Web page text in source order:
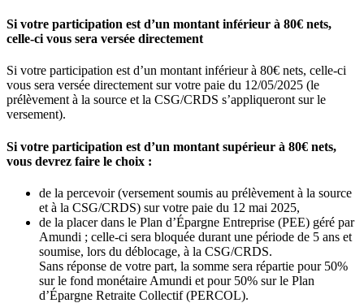
Si votre participation est d’un montant inférieur à 80€ nets,
celle-ci vous sera versée directement
Si votre participation est d’un montant inférieur à 80€ nets, celle-ci
vous sera versée directement sur votre paie du 12/05/2025 (le
prélèvement à la source et la CSG/CRDS s’appliqueront sur le
versement).
Si votre participation est d’un montant supérieur à 80€ nets,
vous devrez faire le choix :
de la percevoir (versement soumis au prélèvement à la source
et à la CSG/CRDS) sur votre paie du 12 mai 2025,
de la placer dans le Plan d’Épargne Entreprise (PEE) géré par
Amundi ; celle-ci sera bloquée durant une période de 5 ans et
soumise, lors du déblocage, à la CSG/CRDS.
Sans réponse de votre part, la somme sera répartie pour 50%
sur le fond monétaire Amundi et pour 50% sur le Plan
d’Épargne Retraite Collectif (PERCOL).